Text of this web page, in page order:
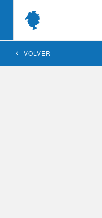
VOLVER